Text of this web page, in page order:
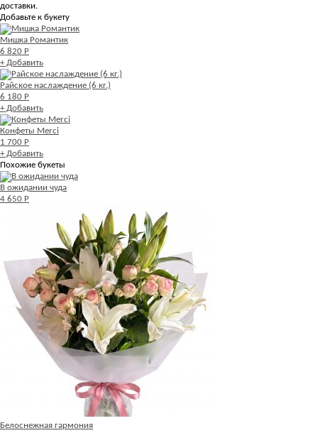
доставки.
Добавьте к букету
Мишка Романтик
6 820 Р
+ Добавить
Райское наслаждение (6 кг.)
6 180 Р
+ Добавить
Конфеты Merci
1 700 Р
+ Добавить
Похожие букеты
В ожидании чуда
4 650 Р
Белоснежная гармония